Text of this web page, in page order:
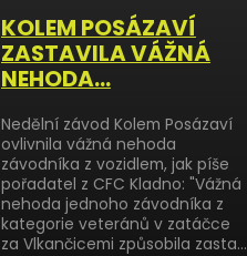
KOLEM POSÁZAVÍ
ZASTAVILA VÁŽNÁ
NEHODA...
Nedělní závod Kolem Posázaví
ovlivnila vážná nehoda
závodníka z vozidlem, jak píše
pořadatel z CFC Kladno: "Vážná
nehoda jednoho závodníka z
kategorie veteránů v zatáčce
za Vlkančicemi způsobila zasta…